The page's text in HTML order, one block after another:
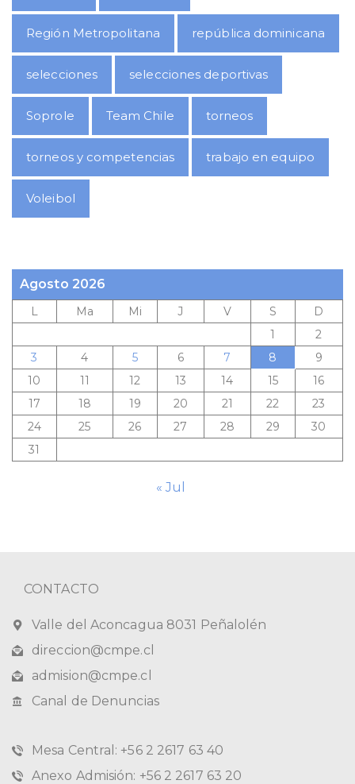
Región Metropolitana república dominicana
selecciones selecciones deportivas
Soprole Team Chile torneos
torneos y competencias trabajo en equipo
Voleibol
Agosto 2026
L Ma Mi J V S
D
1
2
3
4 5 6 7 8
9
10
11 12 13 14 15
16
17
18 19 20 21 22
23
24
25 26 27 28 29
30
31
« Jul
CONTACTO
Valle del Aconcagua 8031 Peñalolén
direccion@cmpe.cl
admision@cmpe.cl
Canal de Denuncias
Mesa Central: +56 2 2617 63 40
Anexo Admisión: +56 2 2617 63 20